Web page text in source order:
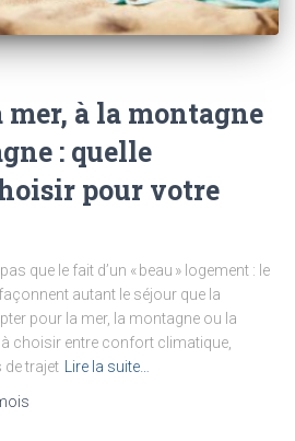
mer, à la montagne
: quelle
pour votre
que le fait d’un « beau » logement : le
autant le séjour que la
pour la mer, la montagne ou la
choisir entre confort climatique,
de trajet
Lire la suite…